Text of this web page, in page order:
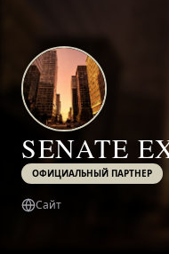
SENATE
ОФИЦИАЛЬНЫЙ ПАРТНЕР
Сайт